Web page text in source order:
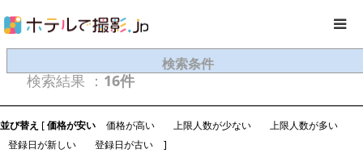
検索条件
検索結果 ： 16件
並び替え [価格が安い 価格が高い 上限人数が少ない
上限人数が多い
登録日が新しい
登録日が古い ]